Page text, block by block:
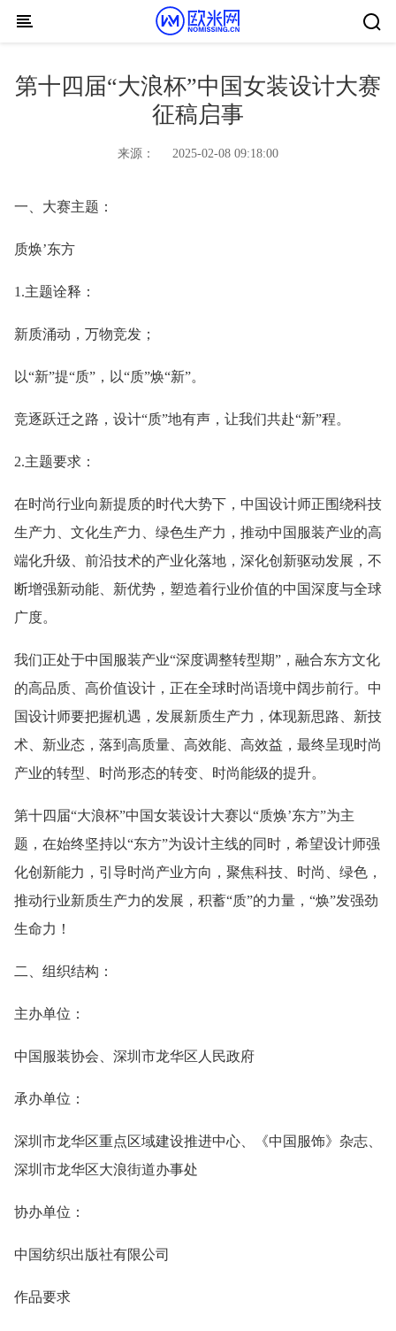
Skip to content
第十四届“大浪杯”中国女装设计大赛
征稿启事
来源： 2025-02-08 09:18:00
一、大赛主题：
质焕’东方
1.主题诠释：
新质涌动，万物竞发；
以“新”提“质”，以“质”焕“新”。
竞逐跃迁之路，设计“质”地有声，让我们共赴“新”程。
2.主题要求：
在时尚行业向新提质的时代大势下，中国设计师正围绕科技
生产力、文化生产力、绿色生产力，推动中国服装产业的高
端化升级、前沿技术的产业化落地，深化创新驱动发展，不
断增强新动能、新优势，塑造着行业价值的中国深度与全球
广度。
我们正处于中国服装产业“深度调整转型期”，融合东方文化
的高品质、高价值设计，正在全球时尚语境中阔步前行。中
国设计师要把握机遇，发展新质生产力，体现新思路、新技
术、新业态，落到高质量、高效能、高效益，最终呈现时尚
产业的转型、时尚形态的转变、时尚能级的提升。
第十四届“大浪杯”中国女装设计大赛以“质焕’东方”为主
题，在始终坚持以“东方”为设计主线的同时，希望设计师强
化创新能力，引导时尚产业方向，聚焦科技、时尚、绿色，
推动行业新质生产力的发展，积蓄“质”的力量，“焕”发强劲
生命力！
二、组织结构：
主办单位：
中国服装协会、深圳市龙华区人民政府
承办单位：
深圳市龙华区重点区域建设推进中心、《中国服饰》杂志、
深圳市龙华区大浪街道办事处
协办单位：
中国纺织出版社有限公司
作品要求